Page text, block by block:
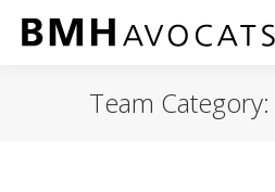
Team Category: